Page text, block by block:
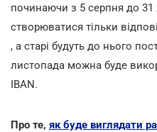
починаючи з 5 серпня до 31
створюватися тільки
, а старі будуть до нього
листопада можна буде
IBAN.
Про те, як буде виглядати